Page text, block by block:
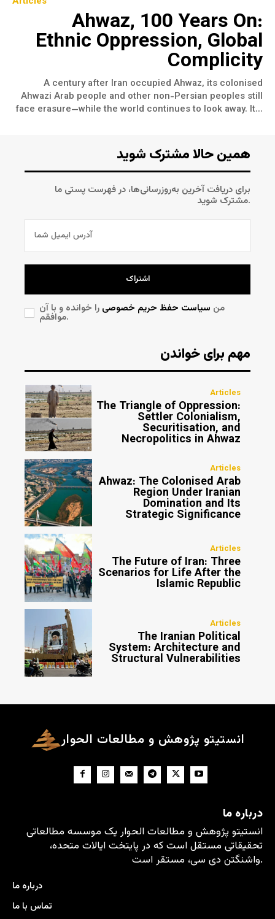
Ahwaz, 100 Years On:
Ethnic Oppression, Global
Complicity
A century after Iran occupied Ahwaz, its colonised
Ahwazi Arab people and other non-Persian peoples still
face erasure—while the world continues to look away. It...
همین حالا مشترک شوید
برای دریافت آخرین به‌روزرسانی‌ها، در فهرست پستی ما
مشترک شوید.
اشتراک
من سیاست حفظ حریم خصوصی را خوانده و با آن
موافقم.
مهم برای خواندن
Articles
The Triangle of Oppression:
Settler Colonialism,
Securitisation, and
Necropolitics in Ahwaz
Articles
Ahwaz: The Colonised Arab
Region Under Iranian
Domination and Its
Strategic Significance
Articles
The Future of Iran: Three
Scenarios for Life After the
Islamic Republic
Articles
The Iranian Political
System: Architecture and
Structural Vulnerabilities
انستیتو پژوهش و مطالعات الحوار
درباره ما
انستیتو پژوهش و مطالعات الحوار یک موسسه مطالعاتی
تحقیقاتی مستقل است که در پایتخت ایالات متحده،
واشنگتن دی سی، مستقر است.
درباره ما
تماس با ما